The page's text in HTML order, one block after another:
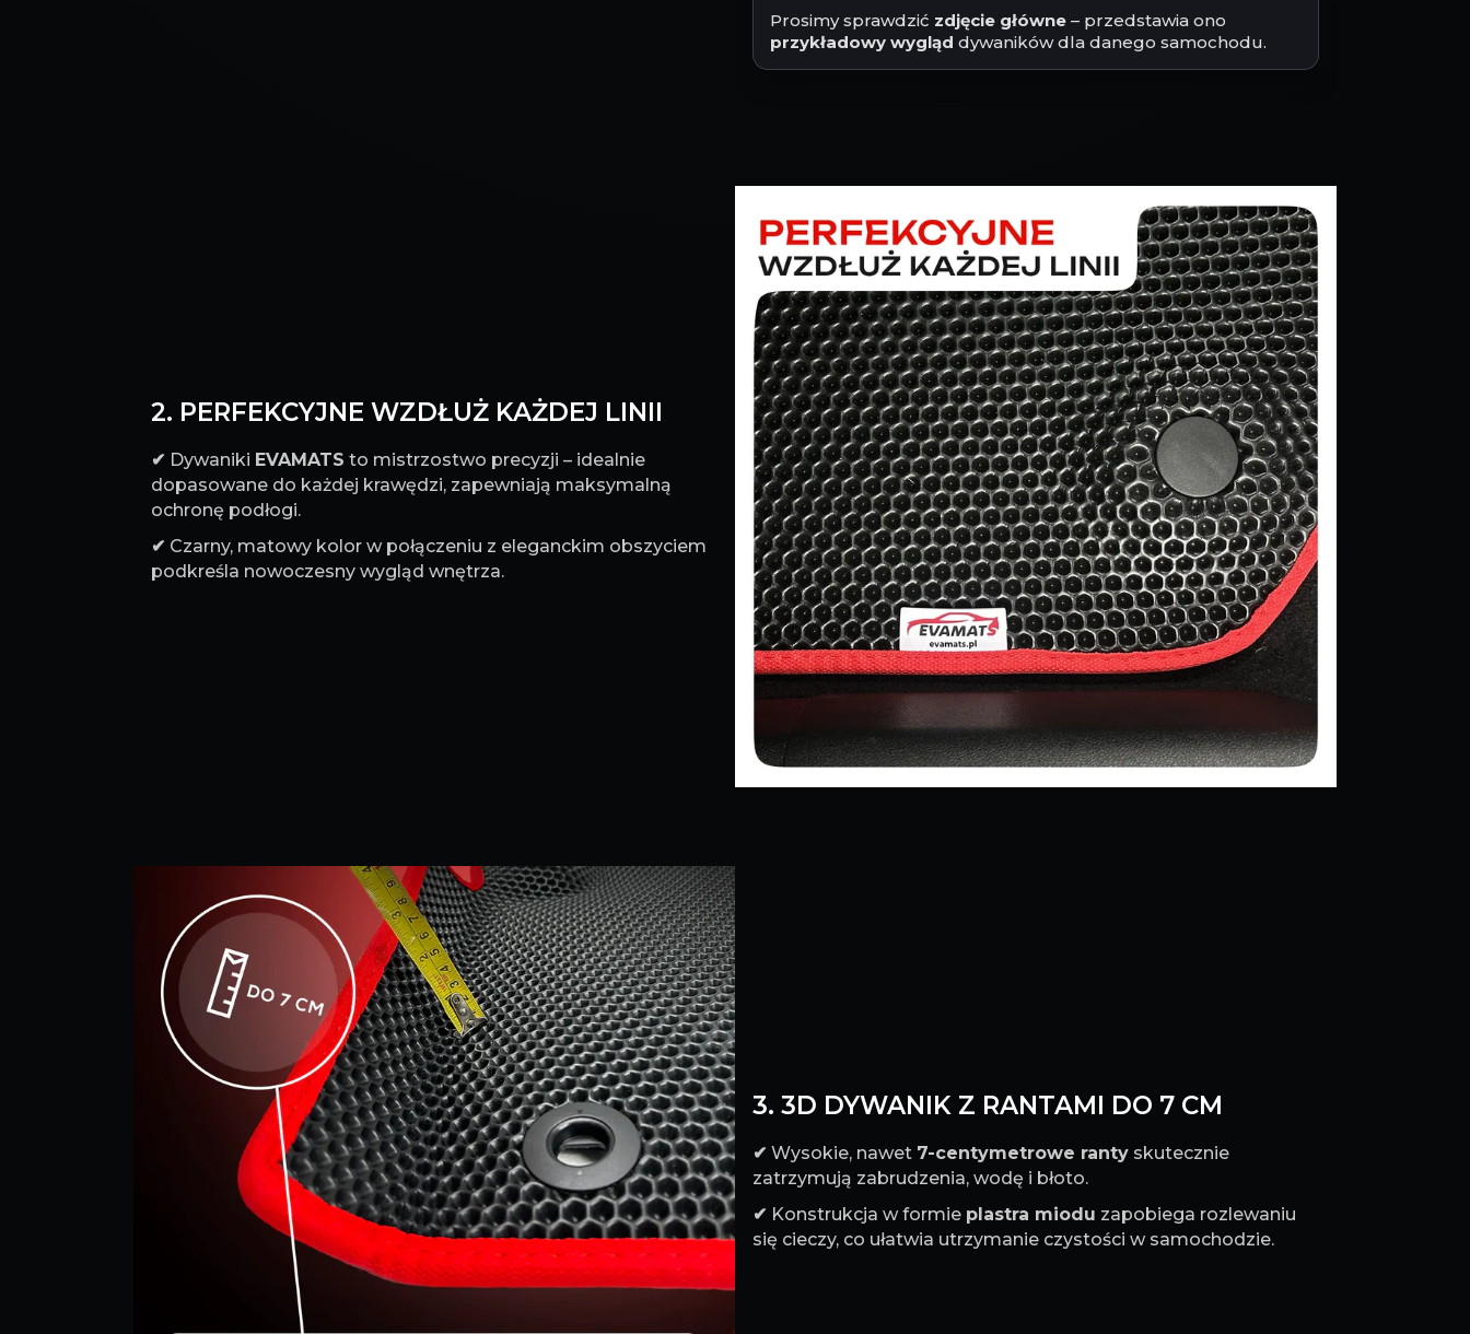
Prosimy sprawdzić zdjęcie główne – przedstawia ono
przykładowy wygląd dywaników dla danego samochodu.
2. PERFEKCYJNE WZDŁUŻ KAŻDEJ LINII
✔ Dywaniki EVAMATS to mistrzostwo precyzji – idealnie
dopasowane do każdej krawędzi, zapewniają maksymalną
ochronę podłogi.
✔ Czarny, matowy kolor w połączeniu z eleganckim obszyciem
podkreśla nowoczesny wygląd wnętrza.
3. 3D DYWANIK Z RANTAMI DO 7 CM
✔ Wysokie, nawet 7-centymetrowe ranty skutecznie
zatrzymują zabrudzenia, wodę i błoto.
✔ Konstrukcja w formie plastra miodu zapobiega rozlewaniu
się cieczy, co ułatwia utrzymanie czystości w samochodzie.